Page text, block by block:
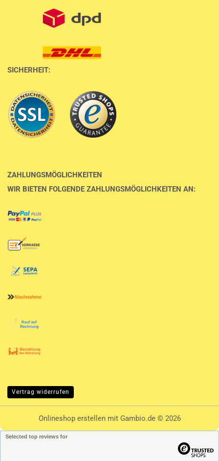
SICHERHEIT:
ZAHLUNGSMÖGLICHKEITEN
WIR BIETEN FOLGENDE ZAHLUNGSMÖGLICHKEITEN AN:
Vertrag widerrufen
Onlineshop erstellenmit Gambio.de © 2026
Selected top reviews for